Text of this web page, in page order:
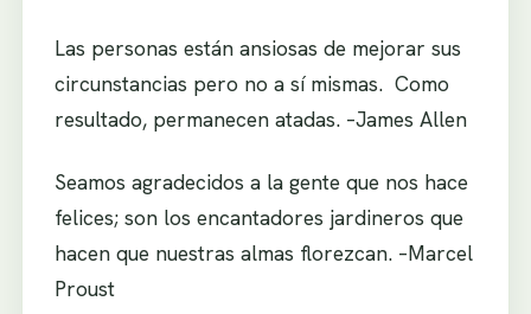
Las personas están ansiosas de mejorar sus
circunstancias pero no a sí mismas. Como
resultado, permanecen atadas. –James Allen
Seamos agradecidos a la gente que nos hace
felices; son los encantadores jardineros que
hacen que nuestras almas florezcan. –Marcel
Proust